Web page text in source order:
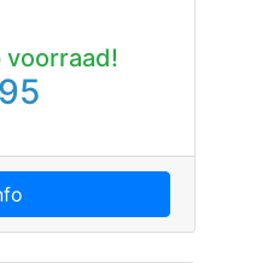
voorraad!